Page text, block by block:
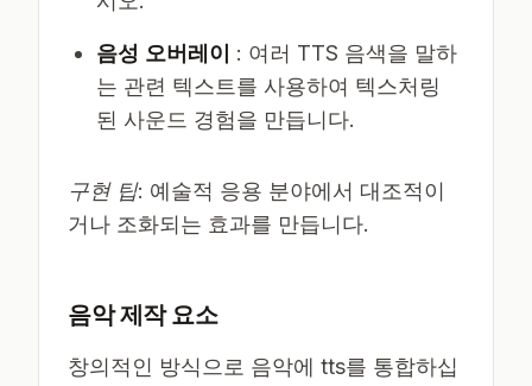
음성 오버레이 : 여러 TTS 음색을 말하
는 관련 텍스트를 사용하여 텍스처링
된 사운드 경험을 만듭니다.
구현 팁: 예술적 응용 분야에서 대조적이
거나 조화되는 효과를 만듭니다.
음악 제작 요소
창의적인 방식으로 음악에 tts를 통합하십